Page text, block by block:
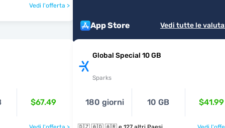
Vedi l'offerta >
App Store Vedi tutte le
$67.49
Global Special 10 GB
Sparks
180 giorni 10 GB $41.99